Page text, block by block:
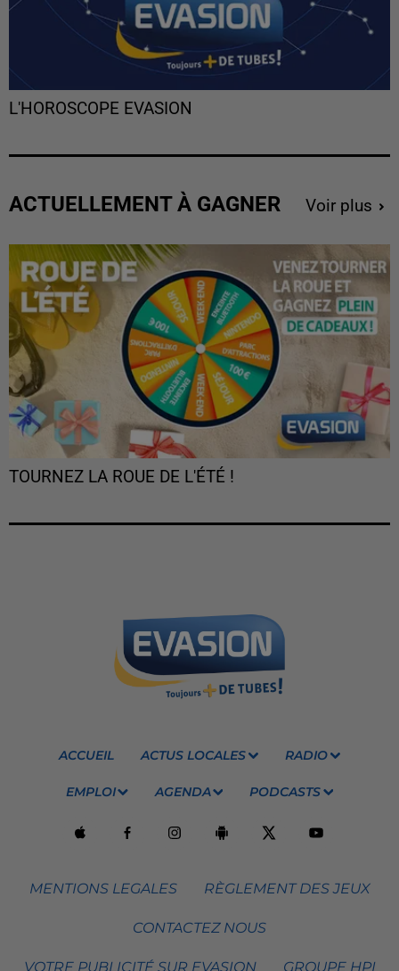
L'HOROSCOPE EVASION
ACTUELLEMENT À GAGNER Voir plus
TOURNEZ LA ROUE DE L'ÉTÉ !
ACCUEIL ACTUS LOCALES RADIO
EMPLOI AGENDA PODCASTS
MENTIONS LEGALES RÈGLEMENT DES JEUX
CONTACTEZ NOUS
VOTRE PUBLICITÉ SUR EVASION GROUPE HPI